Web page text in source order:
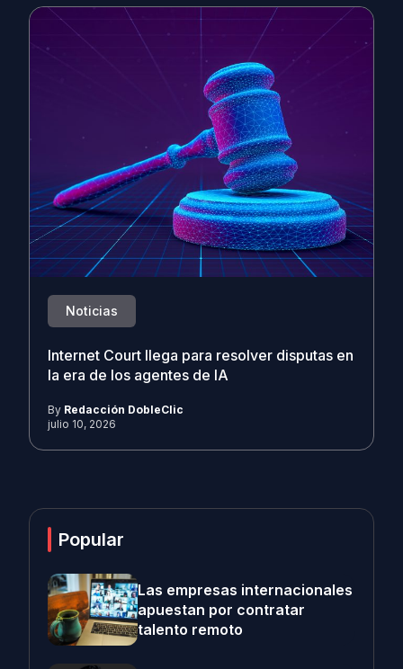
Noticias
Internet Court llega para resolver disputas en
la era de los agentes de IA
By Redacción DobleClic
julio 10, 2026
Popular
Las empresas internacionales
apuestan por contratar
talento remoto